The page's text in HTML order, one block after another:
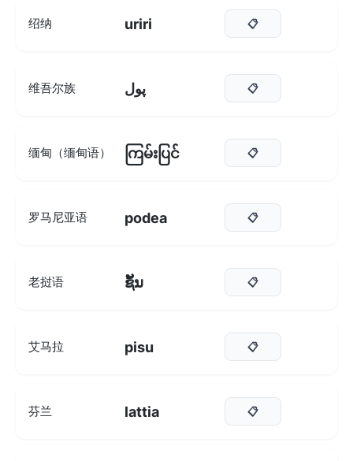
绍纳 uriri 📋
维吾尔族 پول 📋
缅甸（缅甸语） ကြမ်းပြင် 📋
罗马尼亚语 podea 📋
老挝语 ຊັ້ນ 📋
艾马拉 pisu 📋
芬兰 lattia 📋